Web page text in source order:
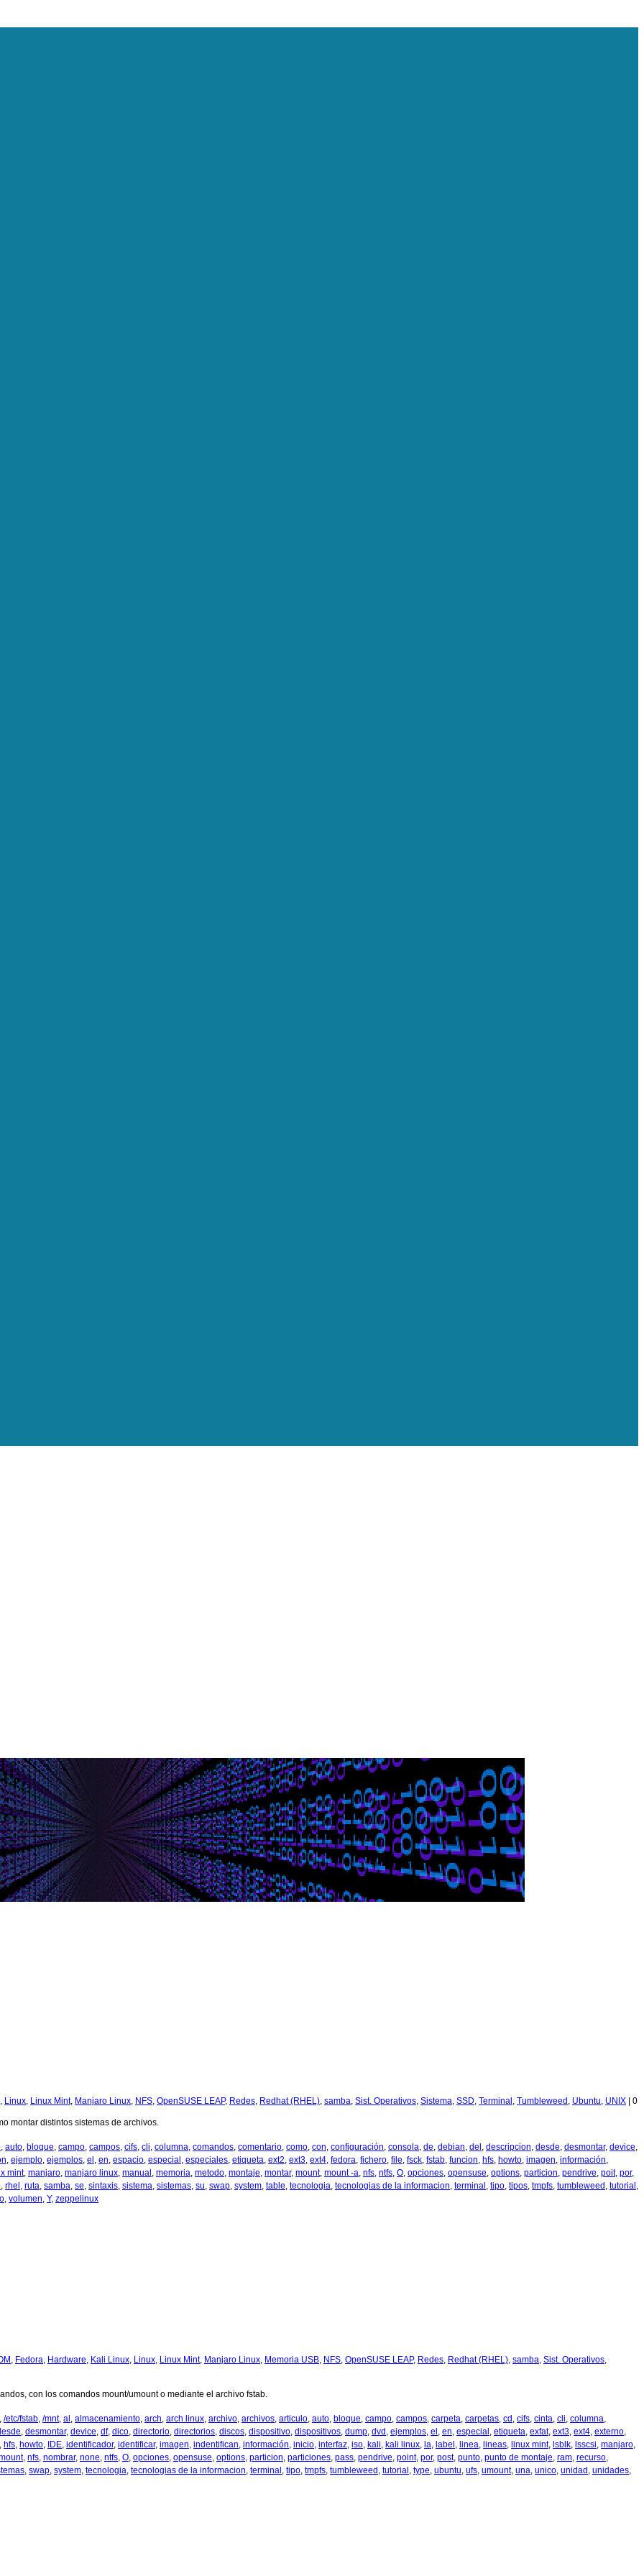
, Linux, Linux Mint, Manjaro Linux, NFS, OpenSUSE LEAP, Redes, Redhat (RHEL), samba, Sist. Operativos, Sistema, SSD, Terminal , Tumbleweed , Ubuntu, UNIX 0
montar distintos sistemas de archivos.
, auto, bloque, campo, campos, cifs, cli, columna, comandos, comentario, como, con, configuración, consola, de, debian, del , descripcion, desde, desmontar, device,
, ejemplo, ejemplos, el , en, espacio, especial , especiales, etiqueta, ext2, ext3, ext4, fedora, fichero, file, fsck, fstab, funcion, hfs, howto, imagen, información,
mint, manjaro, manjaro linux, manual , memoria, metodo, montaje, montar, mount, mount -a, nfs, ntfs, O, opciones, opensuse, options, particion, pendrive, poit, por,
, rhel , ruta, samba, se, sintaxis, sistema, sistemas, su, swap, system, table, tecnologia, tecnologias de la informacion, terminal , tipo, tipos, tmpfs, tumbleweed , tutorial ,
, volumen, Y, zeppelinux
, Fedora, Hardware, Kali Linux, Linux, Linux Mint, Manjaro Linux, Memoria USB, NFS, OpenSUSE LEAP, Redes, Redhat (RHEL), samba, Sist. Operativos,
con los comandos mount/umount o mediante el archivo fstab.
, /etc/fstab, /mnt, al , almacenamiento, arch, arch linux, archivo, archivos, articulo, auto, bloque, campo, campos, carpeta, carpetas, cd , cifs, cinta, cli, columna,
, desmontar, device, df, dico, directorio, directorios, discos, dispositivo, dispositivos, dump, dvd , ejemplos, el , en, especial , etiqueta, exfat, ext3, ext4, externo,
, hfs, howto, IDE, identificador, identificar, imagen, indentifican, información, inicio, interfaz, iso, kali, kali linux, la, label , linea, lineas, linux mint, lsblk, lsscsi, manjaro,
, nfs, nombrar, none, ntfs, O, opciones, opensuse, options, particion, particiones, pass, pendrive, point, por, post, punto, punto de montaje, ram, recurso,
, swap, system, tecnologia, tecnologias de la informacion, terminal , tipo, tmpfs, tumbleweed , tutorial , type, ubuntu, ufs, umount, una, unico, unidad , unidades,